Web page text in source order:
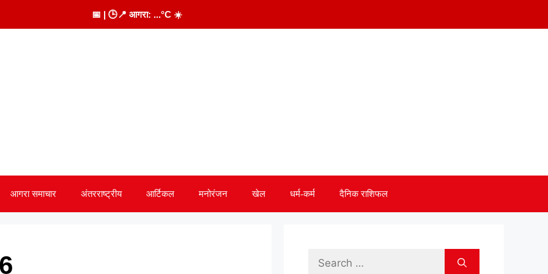
📅 | 🕒📍 आगरा: ...°C ☀️
आगरा समाचार अंतरराष्ट्रीय आर्टिकल मनोरंजन खेल धर्म-कर्म दैनिक राशिफल
Search